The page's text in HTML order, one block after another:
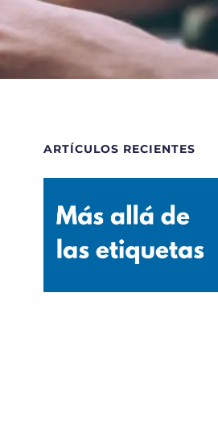
ARTÍCULOS RECIENTES